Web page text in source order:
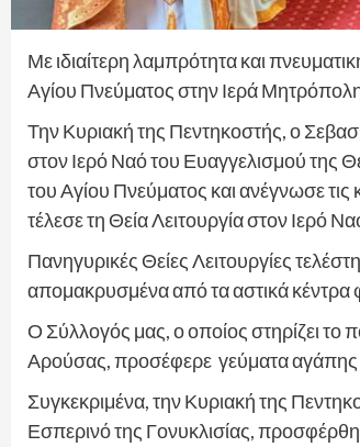
Με ιδιαίτερη λαμπρότητα και
Αγίου Πνεύματος στην Ιερά
Την Κυριακή της Πεντηκοστής, ο
στον Ιερό Ναό του Ευαγγελισμού
του Αγίου Πνεύματος και ανέγνωσε
τέλεσε τη Θεία Λειτουργία στον Ιερό
Πανηγυρικές Θείες Λειτουργίες
απομακρυσμένα από τα αστικά κέντρα
Ο Σύλλογός μας, ο οποίος στηρίζει το
Αρούσας, προσέφερε γεύματα
Συγκεκριμένα, την Κυριακή της
Εσπερινό της Γονυκλισίας,